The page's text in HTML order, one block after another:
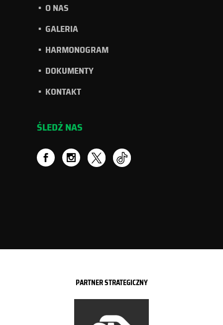
O NAS
GALERIA
HARMONOGRAM
DOKUMENTY
KONTAKT
ŚLEDŹ NAS
PARTNER STRATEGICZNY